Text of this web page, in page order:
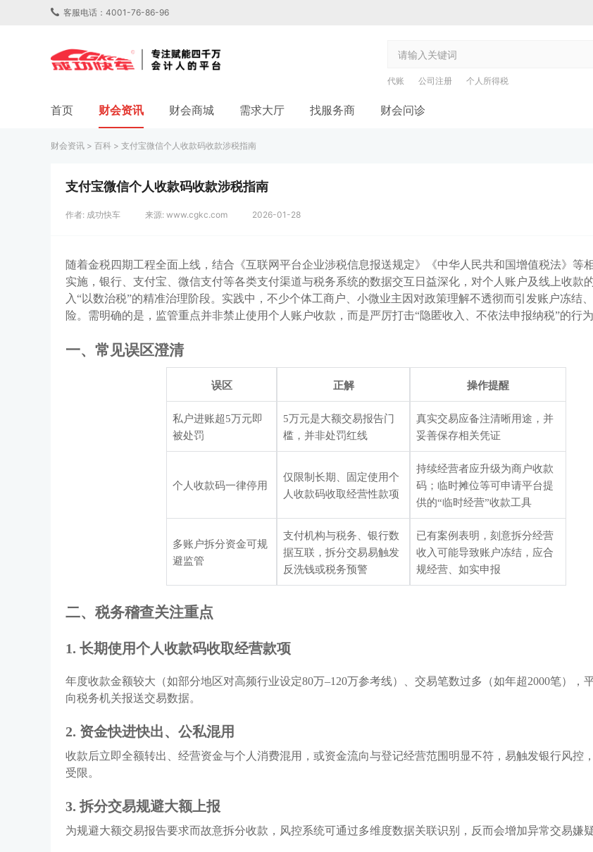
客服电话：4001-76-86-96
代账 公司注册 个人所得税
首页 财会资讯 财会商城 需求大厅 找服务商 财会问诊
财会资讯 > 百科 > 支付宝微信个人收款码收款涉税指南
支付宝微信个人收款码收款涉税指南
作者: 成功快车 来源: www.cgkc.com 2026-01-28
随着金税四期工程全面上线，结合《互联网平台企业涉税信息报送规定》《中华人民共和国增值税法》等
实施，银行、支付宝、微信支付等各类支付渠道与税务系统的数据交互日益深化，对个人账户及线上收款
入“以数治税”的精准治理阶段。实践中，不少个体工商户、小微业主因对政策理解不透彻而引发账户冻结
险。需明确的是，监管重点并非禁止使用个人账户收款，而是严厉打击“隐匿收入、不依法申报纳税”的行为
一、常见误区澄清
误区 正解 操作提醒
私户进账超5万元即
被处罚
5万元是大额交易报告门
槛，并非处罚红线
真实交易应备注清晰用途，并
妥善保存相关凭证
个人收款码一律停用
仅限制长期、固定使用个
人收款码收取经营性款项
持续经营者应升级为商户收款
码；临时摊位等可申请平台提
供的“临时经营”收款工具
多账户拆分资金可规
避监管
支付机构与税务、银行数
据互联，拆分交易易触发
反洗钱或税务预警
已有案例表明，刻意拆分经营
收入可能导致账户冻结，应合
规经营、如实申报
二、 税务稽查关注重点
1. 长期使用个人收款码收取经营款项
年度收款金额较大（如部分地区对高频行业设定80万–120万参考线）、交易笔数过多（如年超2000笔），
向税务机关报送交易数据。
2. 资金快进快出、公私混用
收款后立即全额转出、经营资金与个人消费混用，或资金流向与登记经营范围明显不符，易触发银行风控
受限。
3. 拆分交易规避大额上报
为规避大额交易报告要求而故意拆分收款，风控系统可通过多维度数据关联识别，反而会增加异常交易嫌疑